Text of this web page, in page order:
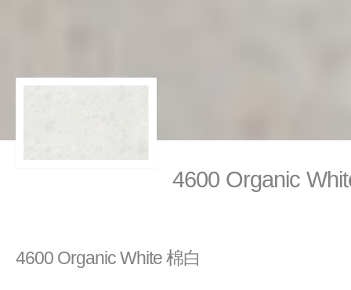
4600 Organic
4600 Organic White 棉白